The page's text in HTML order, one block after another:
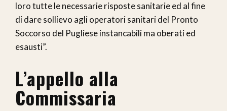
loro tutte le necessarie risposte sanitarie ed al fine
di dare sollievo agli operatori sanitari del Pronto
Soccorso del Pugliese instancabili ma oberati ed
esausti”.
L’appello alla
Commissaria